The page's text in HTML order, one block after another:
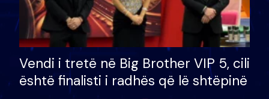
Vendi i tretë në Big Brother VIP 5, cili
është finalisti i radhës që lë shtëpinë